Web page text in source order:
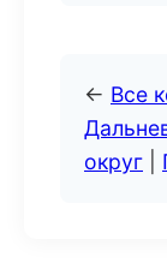
← Все
округ